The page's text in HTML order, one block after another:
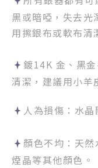
黑或暗啞，失去光
用擦銀布或軟布清
鍍14K 金、黑
清潔，建議用小羊
人為損傷 ：水
顏色不均：天
煙晶等其他顏色。